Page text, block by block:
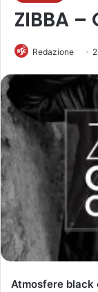
ZIBBA –
Redazione
Atmosfere black